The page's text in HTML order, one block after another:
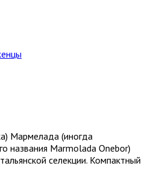
Мармелада (иногда
названия Marmolada Onebor)
селекции. Компактный